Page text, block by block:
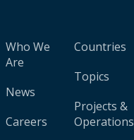
Who We
Are
News
Careers
Countries
Topics
Projects &
Operations